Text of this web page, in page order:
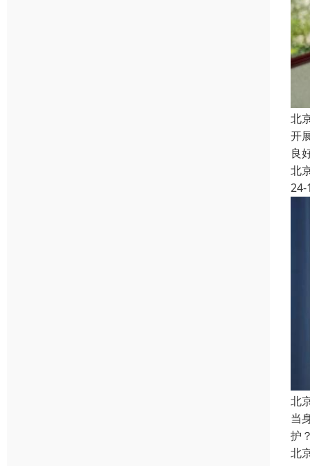
北
开
良
北
24-
北
当
护
北